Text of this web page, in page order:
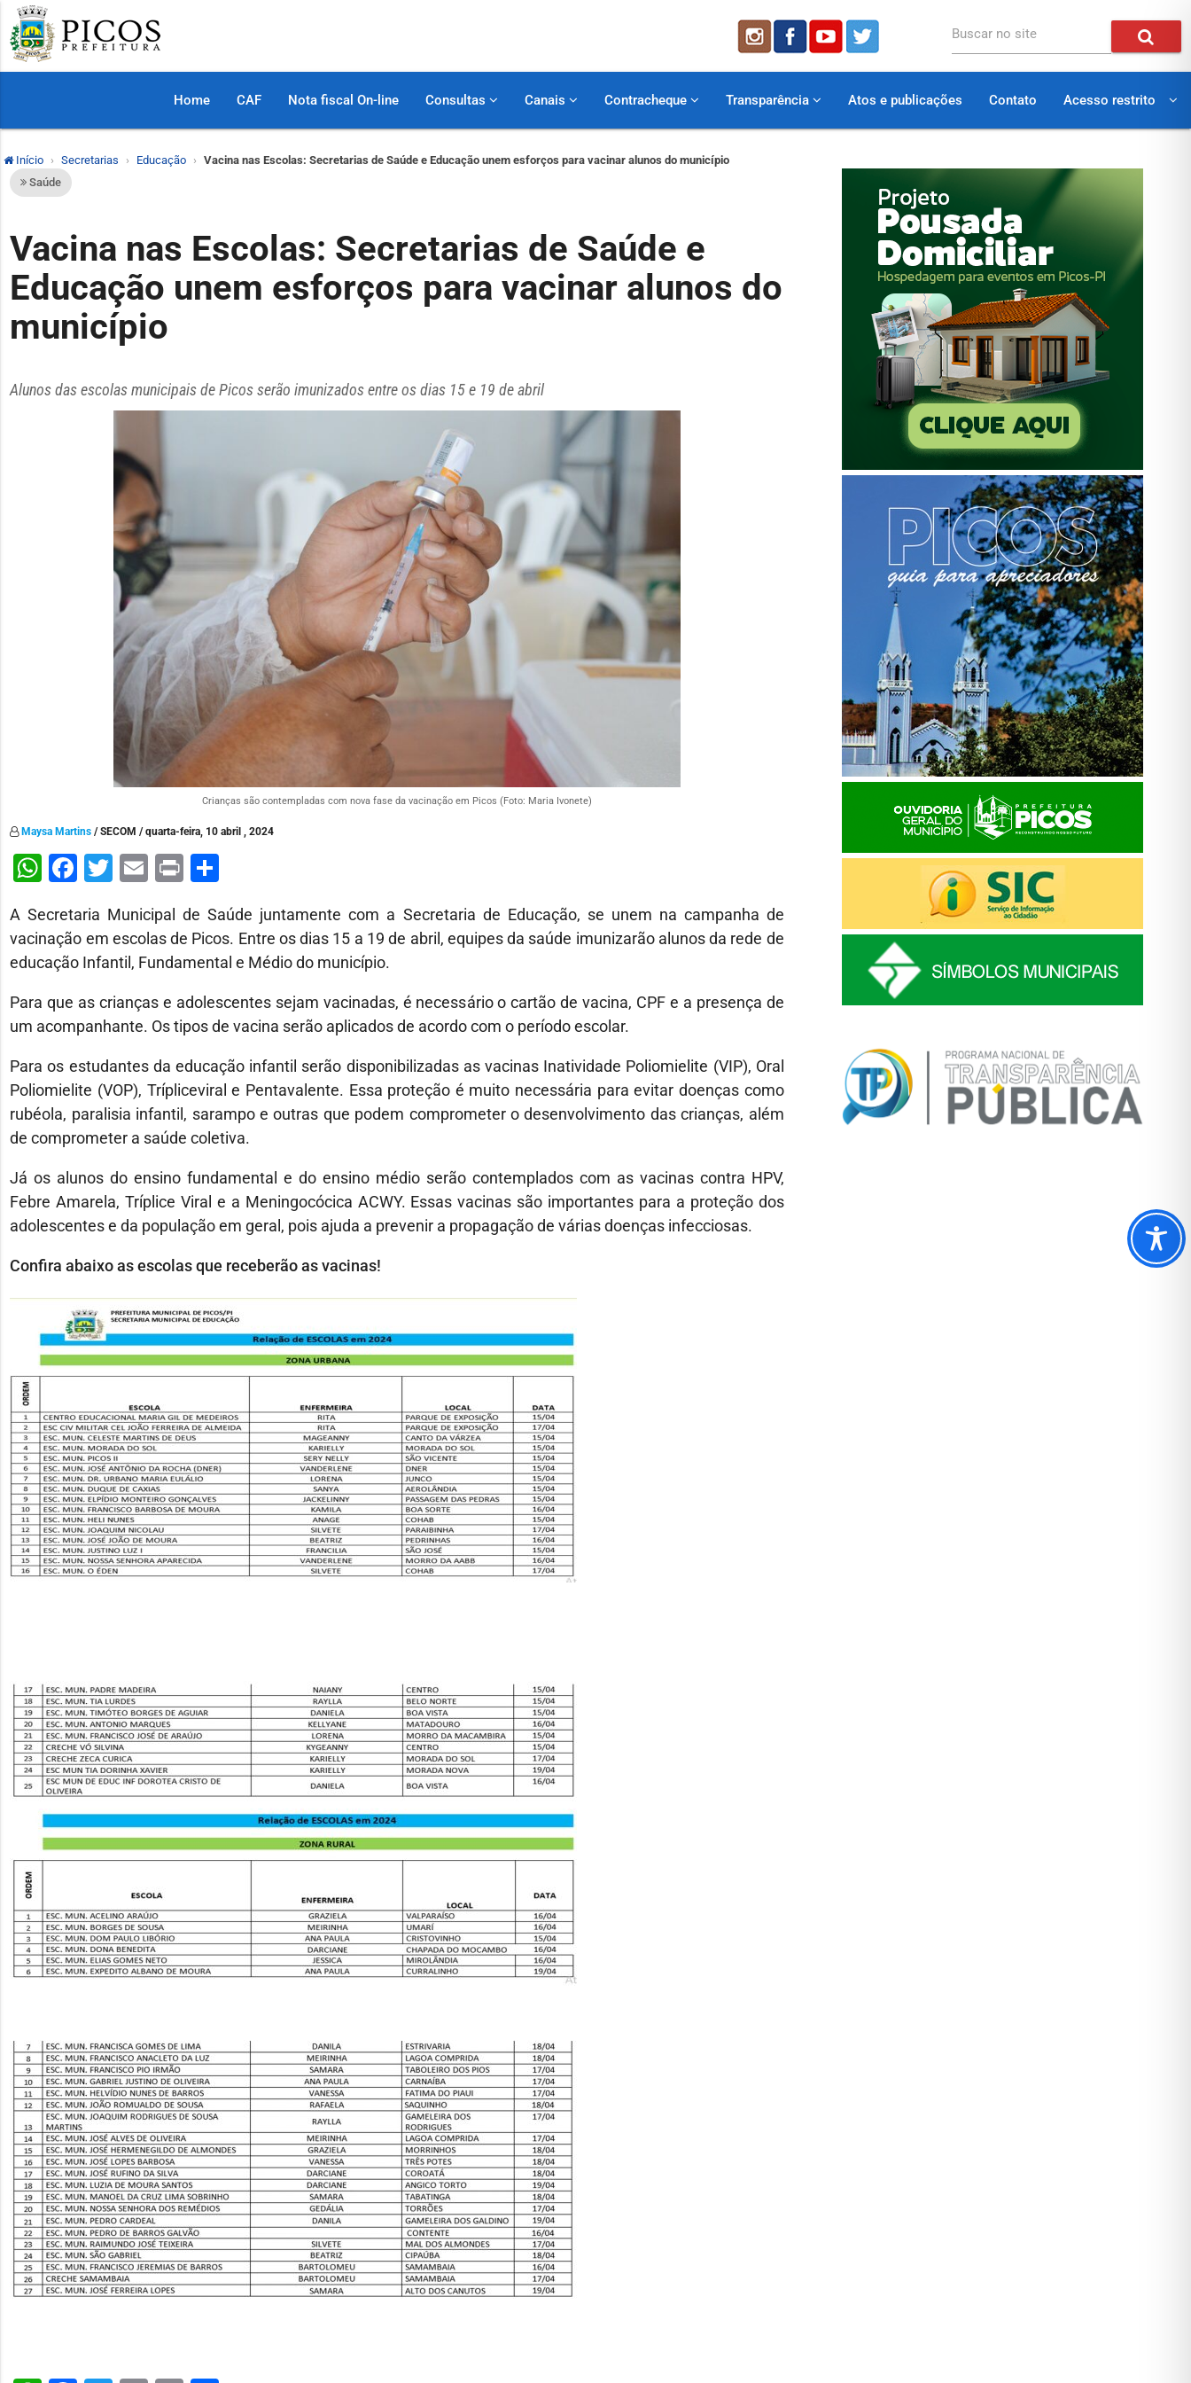
Buscar no site
Home CAF Nota fiscal On-line Consultas Canais Contracheque Transparência Atos e publicações Contato Acesso restrito
Início Secretarias Educação
Vacina nas Escolas: Secretarias de Saúde e Educação unem esforços para vacinar alunos do município
Saúde
Vacina nas Escolas: Secretarias de Saúde e
Educação unem esforços para vacinar alunos do
município
Alunos das escolas municipais de Picos serão imunizados entre os dias 15 e 19 de abril
Crianças são contempladas com nova fase da vacinação em Picos (Foto: Maria Ivonete)
Maysa Martins / SECOM / quarta-feira, 10 abril , 2024
WhatsApp
Facebook
Twitter
Email
Print
A Secretaria Municipal de Saúde juntamente com a Secretaria de Educação, se unem na campanha de
vacinação em escolas de Picos. Entre os dias 15 a 19 de abril, equipes da saúde imunizarão alunos da rede de
educação Infantil, Fundamental e Médio do município.
Para que as crianças e adolescentes sejam vacinadas, é necessário o cartão de vacina, CPF e a presença de
um acompanhante. Os tipos de vacina serão aplicados de acordo com o período escolar.
Para os estudantes da educação infantil serão disponibilizadas as vacinas Inatividade Poliomielite (VIP), Oral
Poliomielite (VOP), Trípliceviral e Pentavalente. Essa proteção é muito necessária para evitar doenças como
rubéola, paralisia infantil, sarampo e outras que podem comprometer o desenvolvimento das crianças, além
de comprometer a saúde coletiva.
Já os alunos do ensino fundamental e do ensino médio serão contemplados com as vacinas contra HPV,
Febre Amarela, Tríplice Viral e a Meningocócica ACWY. Essas vacinas são importantes para a proteção dos
adolescentes e da população em geral, pois ajuda a prevenir a propagação de várias doenças infecciosas.
Confira abaixo as escolas que receberão as vacinas!